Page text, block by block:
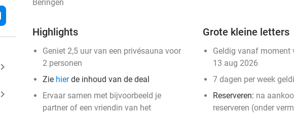
keyboard_arrow_right
keyboard_arrow_right
Beringen
Highlights
Geniet 2,5 uur van een privésauna voor
2 personen
Zie hierde inhoud van de deal
Ervaar samen met bijvoorbeeld je
partner of een vriendin van het
Grote kleine letters
Geldig vanaf
13 aug 2026
7 dagen per week
Reserveren: na
reserveren (onder